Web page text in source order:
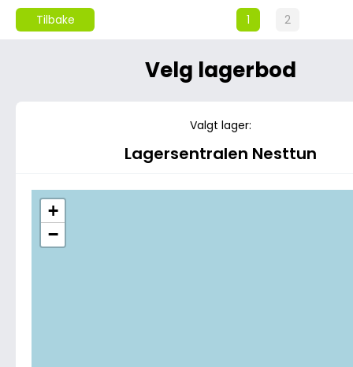
Tilbake 1 2
Velg lagerbod
Valgt lager:
Lagersentralen Nesttun
+
−